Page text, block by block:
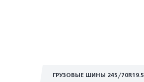
ГРУЗОВЫЕ ШИНЫ 245/70R19.5